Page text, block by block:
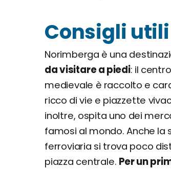
Consigli utili
Norimberga è una
da visitare a piedi: il
medievale è raccolto e
ricco di vie e piazzette
inoltre, ospita uno dei
famosi al mondo. Anche la
ferroviaria si trova poco
piazza centrale. Per un